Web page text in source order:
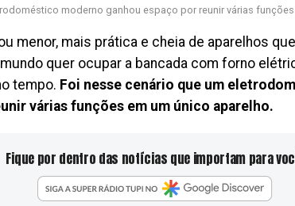
moderno ganhou espaço por reunir várias
menor, mais prática e cheia de aparelhos
quer ocupar a bancada com forno
tempo. Foi nesse cenário que um
várias funções em um único aparelho.
Fique por dentro das notícias que importam para